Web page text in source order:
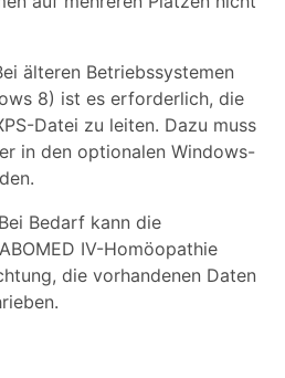
älteren Betriebssystemen
8) ist es erforderlich, die
Datei zu leiten. Dazu muss
in den optionalen Windows-
Bedarf kann die
IV-Homöopathie
die vorhandenen Daten